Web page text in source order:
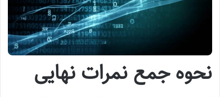
نحوه جمع نمرات نهایی